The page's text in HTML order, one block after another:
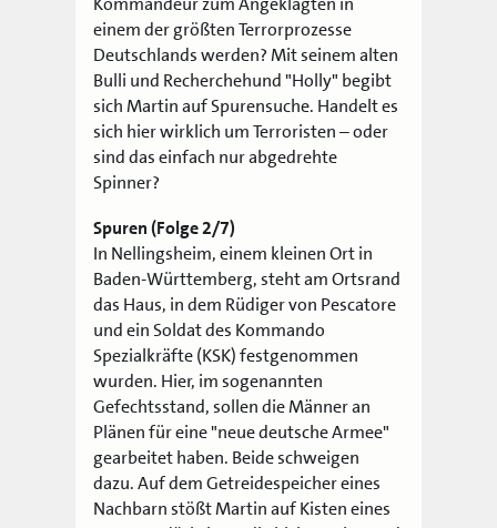
einem der größten Terrorprozesse
Deutschlands werden? Mit seinem alten
Bulli und Recherchehund "Holly" begibt
sich Martin auf Spurensuche. Handelt es
sich hier wirklich um Terroristen – oder
sind das einfach nur abgedrehte
Spinner?
Spuren (Folge 2/7)
In Nellingsheim, einem kleinen Ort in
Baden-Württemberg, steht am Ortsrand
das Haus, in dem Rüdiger von Pescatore
und ein Soldat des Kommando
Spezialkräfte (KSK) festgenommen
wurden. Hier, im sogenannten
Gefechtsstand, sollen die Männer an
Plänen für eine "neue deutsche Armee"
gearbeitet haben. Beide schweigen
dazu. Auf dem Getreidespeicher eines
Nachbarn stößt Martin auf Kisten eines